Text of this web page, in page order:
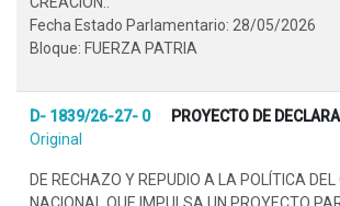
Fecha Estado Parlamentario: 28/05/2026
Bloque: FUERZA PATRIA
D- 1839/26-27- 0 PROYECTO DE
Original
DE RECHAZO Y REPUDIO A LA POLÍTICA DEL
NACIONAL QUE IMPULSA UN PROYECTO